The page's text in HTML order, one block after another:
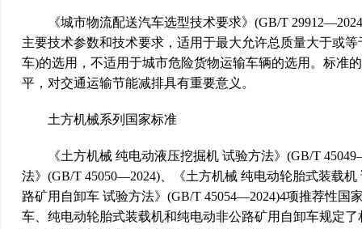
《城市物流配送汽车选型技术要求》(GB/T
主要技术参数和技术要求，适用于最大允许总质量大于或
车)的选用，不适用于城市危险货物运输车辆的选用。标准
平，对交通运输节能减排具有重要意义。
土方机械系列国家标准
《土方机械 纯电动液压挖掘机 试验方法》(GB/T
法》(GB/T 45050—2024)、《土方机械 纯电动轮胎式装载
路矿用自卸车 试验方法》(GB/T 45054—2024)4项推荐性
车、纯电动轮胎式装载机和纯电动非公路矿用自卸车规定